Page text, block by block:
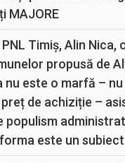
MAJORE
Timiș, Alin Nica,
propusă de
nu este o marfă –
de achiziție –
populism
este un subiect